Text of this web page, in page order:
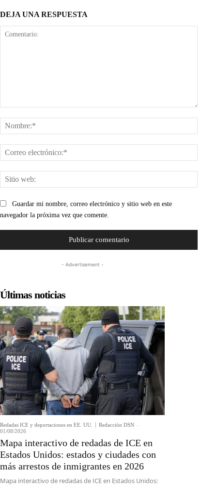
DEJA UNA RESPUESTA
web:
Guardar mi nombre, correo electrónico y sitio web en este
navegador la próxima vez que comente.
- Advertisement -
Últimas noticias
Redadas ICE y deportaciones en EE. UU. Redacción DSN -
01/08/2026
Mapa interactivo de redadas de ICE en
Estados Unidos: estados y ciudades con
más arrestos de inmigrantes en 2026
Mapa interactivo de redadas de ICE en Estados Unidos: